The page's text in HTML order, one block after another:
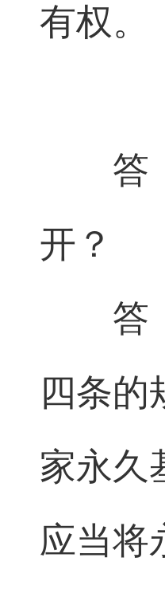
有权。
答
开？
答
四条的
家永久
应当将